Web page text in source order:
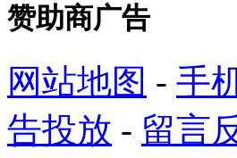
赞助商广告
网站地图 - 手
告投放 - 留言